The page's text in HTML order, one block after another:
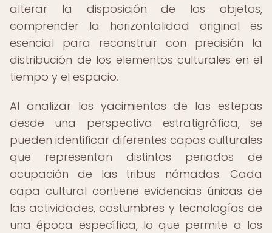
alterar la disposición de los objetos,
comprender la horizontalidad original es
esencial para reconstruir con precisión la
distribución de los elementos culturales en el
tiempo y el espacio.
Al analizar los yacimientos de las estepas
desde una perspectiva estratigráfica, se
pueden identificar diferentes capas culturales
que representan distintos periodos de
ocupación de las tribus nómadas. Cada
capa cultural contiene evidencias únicas de
las actividades, costumbres y tecnologías de
una época específica, lo que permite a los